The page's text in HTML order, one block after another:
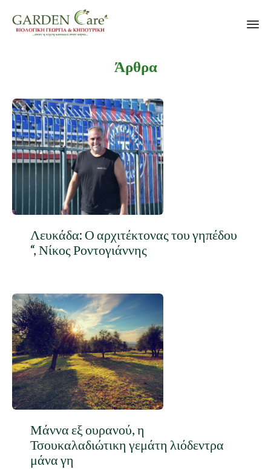
Άρθρα
Λευκάδα: Ο αρχιτέκτονας του γηπέδου
“, Νίκος Ροντογιάννης
Μάννα εξ ουρανού, η
Τσουκαλαδιώτικη γεμάτη λιόδεντρα
μάνα γη